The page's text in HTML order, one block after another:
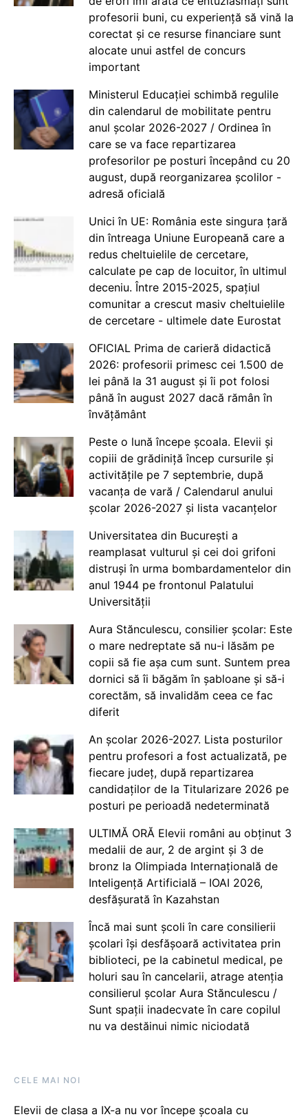
profesorii buni, cu experiență să vină la
corectat și ce resurse financiare sunt
alocate unui astfel de concurs
important
Ministerul Educației schimbă regulile
din calendarul de mobilitate pentru
anul școlar 2026-2027 / Ordinea în
care se va face repartizarea
profesorilor pe posturi începând cu 20
august, după reorganizarea școlilor -
adresă oficială
Unici în UE: România este singura țară
din întreaga Uniune Europeană care a
redus cheltuielile de cercetare,
calculate pe cap de locuitor, în ultimul
deceniu. Între 2015-2025, spațiul
comunitar a crescut masiv cheltuielile
de cercetare - ultimele date Eurostat
OFICIAL Prima de carieră didactică
2026: profesorii primesc cei 1.500 de
lei până la 31 august și îi pot folosi
până în august 2027 dacă rămân în
învățământ
Peste o lună începe școala. Elevii și
copiii de grădiniță încep cursurile și
activitățile pe 7 septembrie, după
vacanța de vară / Calendarul anului
școlar 2026-2027 și lista vacanțelor
Universitatea din București a
reamplasat vulturul și cei doi grifoni
distruși în urma bombardamentelor din
anul 1944 pe frontonul Palatului
Universității
Aura Stănculescu, consilier școlar: Este
o mare nedreptate să nu-i lăsăm pe
copii să fie așa cum sunt. Suntem prea
dornici să îi băgăm în șabloane și să-i
corectăm, să invalidăm ceea ce fac
diferit
An școlar 2026-2027. Lista posturilor
pentru profesori a fost actualizată, pe
fiecare județ, după repartizarea
candidaților de la Titularizare 2026 pe
posturi pe perioadă nedeterminată
ULTIMĂ ORĂ Elevii români au obținut 3
medalii de aur, 2 de argint și 3 de
bronz la Olimpiada Internațională de
Inteligență Artificială – IOAI 2026,
desfășurată în Kazahstan
Încă mai sunt școli în care consilierii
școlari își desfășoară activitatea prin
biblioteci, pe la cabinetul medical, pe
holuri sau în cancelarii, atrage atenția
consilierul școlar Aura Stănculescu /
Sunt spații inadecvate în care copilul
nu va destăinui nimic niciodată
CELE MAI NOI
Elevii de clasa a IX-a nu vor începe școala cu